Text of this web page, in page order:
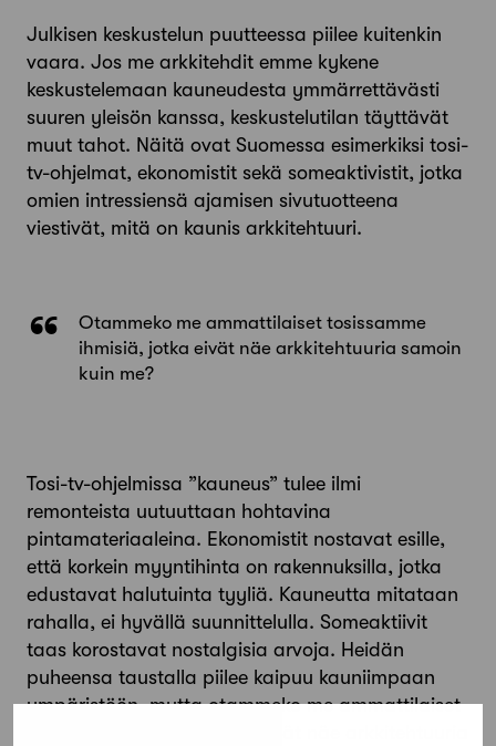
Julkisen keskustelun puutteessa piilee kuitenkin
vaara. Jos me arkkitehdit emme kykene
keskustelemaan kauneudesta ymmärrettävästi
suuren yleisön kanssa, keskustelutilan täyttävät
muut tahot. Näitä ovat Suomessa esimerkiksi tosi-
tv-ohjelmat, ekonomistit sekä someaktivistit, jotka
omien intres­siensä ajamisen sivutuotteena
viestivät, mitä on kaunis arkkitehtuuri.
Otammeko me ammattilaiset tosissamme
ihmisiä, jotka eivät näe arkkitehtuuria samoin
kuin me?
Tosi-tv-ohjelmissa ”kauneus” tulee ilmi
remonteista uutuuttaan hohtavina
pintamateriaaleina. Ekonomistit nostavat esille,
että korkein myyntihinta on rakennuksilla, jotka
edustavat halutuinta tyyliä. Kauneutta mitataan
rahalla, ei hyvällä suunnittelulla. Someaktiivit
taas korostavat nostalgisia arvoja. Heidän
puheensa taustalla piilee kaipuu kauniimpaan
ympäristöön, mutta otammeko me ammattilaiset